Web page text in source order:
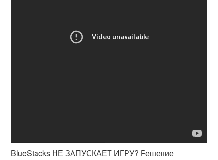
BlueStacks НЕ ЗАПУСКАЕТ ИГРУ? Решение